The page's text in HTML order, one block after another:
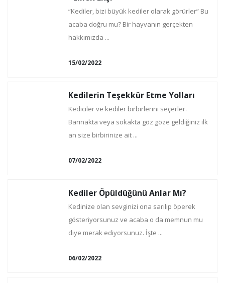
“Kediler, bizi büyük kediler olarak görürler” Bu
acaba doğru mu? Bir hayvanın gerçekten
hakkımızda ...
15/02/2022
Kedilerin Teşekkür Etme Yolları
Kediciler ve kediler birbirlerini seçerler.
Barınakta veya sokakta göz göze geldiğiniz ilk
an size birbirinize ait ...
07/02/2022
Kediler Öpüldüğünü Anlar Mı?
Kedinize olan sevginizi ona sarılıp öperek
gösteriyorsunuz ve acaba o da memnun mu
diye merak ediyorsunuz. İşte ...
06/02/2022